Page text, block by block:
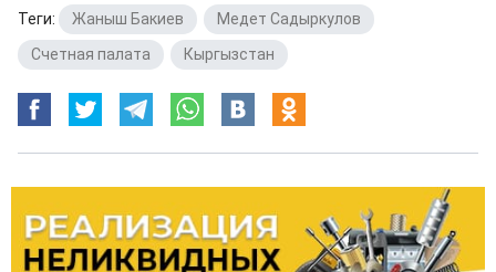
Теги: Жаныш Бакиев Медет Садыркулов
Счетная палата
Кыргызстан